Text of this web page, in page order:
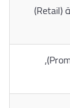
مطاعم وكافيهات، محال تجارية (Retail)
كلوب هاوس، ممشى (Promenade)،